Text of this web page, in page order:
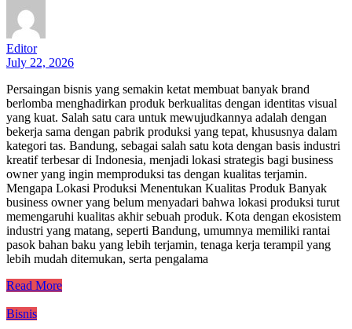
Editor
July 22, 2026
Persaingan bisnis yang semakin ketat membuat banyak brand
berlomba menghadirkan produk berkualitas dengan identitas visual
yang kuat. Salah satu cara untuk mewujudkannya adalah dengan
bekerja sama dengan pabrik produksi yang tepat, khususnya dalam
kategori tas. Bandung, sebagai salah satu kota dengan basis industri
kreatif terbesar di Indonesia, menjadi lokasi strategis bagi business
owner yang ingin memproduksi tas dengan kualitas terjamin.
Mengapa Lokasi Produksi Menentukan Kualitas Produk Banyak
business owner yang belum menyadari bahwa lokasi produksi turut
memengaruhi kualitas akhir sebuah produk. Kota dengan ekosistem
industri yang matang, seperti Bandung, umumnya memiliki rantai
pasok bahan baku yang lebih terjamin, tenaga kerja terampil yang
lebih mudah ditemukan, serta pengalama
Read More
Bisnis